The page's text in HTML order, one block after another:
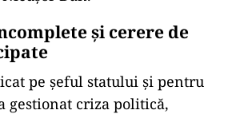
și cerere de
pe șeful statului și pentru
gestionat criza politică,